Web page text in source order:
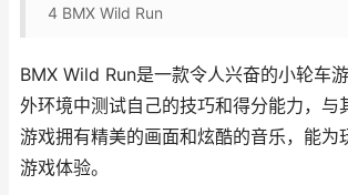
4 BMX Wild Run
BMX Wild Run是一款令人兴奋的小轮车
外环境中测试自己的技巧和得分能力，与
游戏拥有精美的画面和炫酷的音乐，能为
游戏体验。